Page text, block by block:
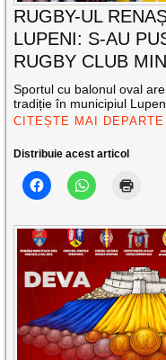
RUGBY-UL
LUPENI: S-AU
RUGBY CLUB
Sportul cu balonul oval
tradiție în municipiul
CITEȘTE MAI DEPARTE
Distribuie acest articol